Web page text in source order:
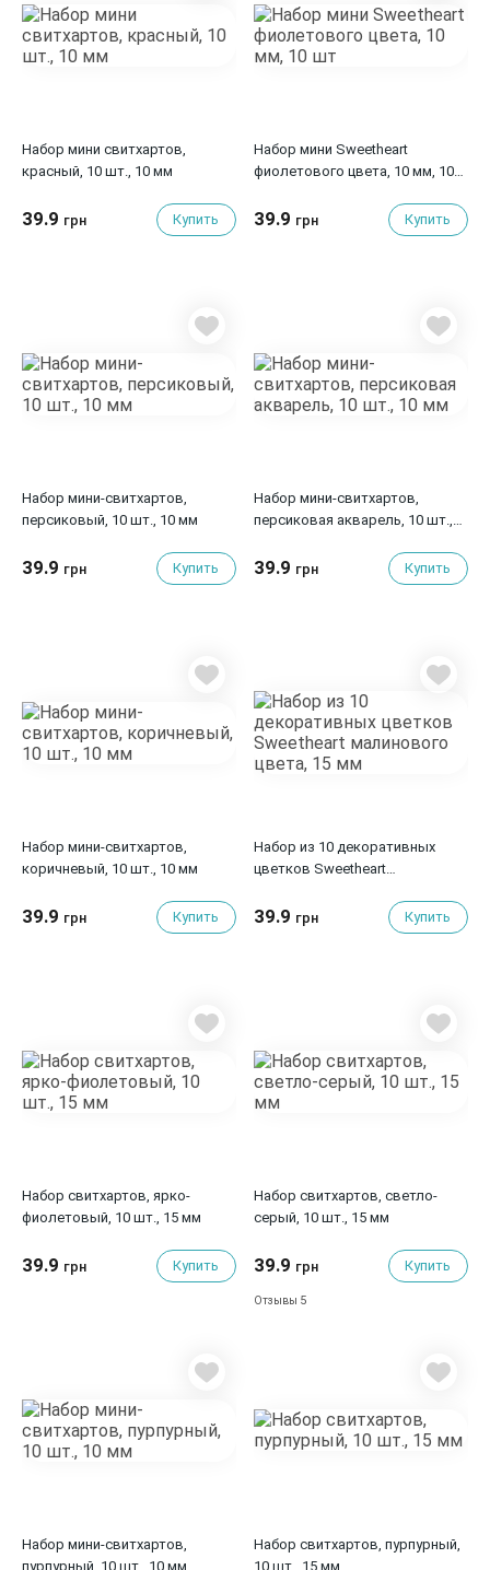
Набор мини свитхартов,
красный, 10 шт., 10 мм
39.9 грн Купить
Набор мини Sweetheart
фиолетового цвета, 10 мм, 10
39.9 грн Купить
Набор мини-свитхартов,
персиковый, 10 шт., 10 мм
39.9 грн Купить
Набор мини-свитхартов,
персиковая акварель, 10 шт.,
39.9 грн Купить
Набор мини-свитхартов,
коричневый, 10 шт., 10 мм
39.9 грн Купить
Набор из 10 декоративных
цветков Sweetheart
39.9 грн Купить
Набор свитхартов, ярко-
фиолетовый, 10 шт., 15 мм
39.9 грн Купить
Набор свитхартов, светло-
серый, 10 шт., 15 мм
39.9 грн Купить
Отзывы 5
Набор мини-свитхартов,
пурпурный, 10 шт., 10 мм
Набор свитхартов, пурпурный,
10 шт., 15 мм